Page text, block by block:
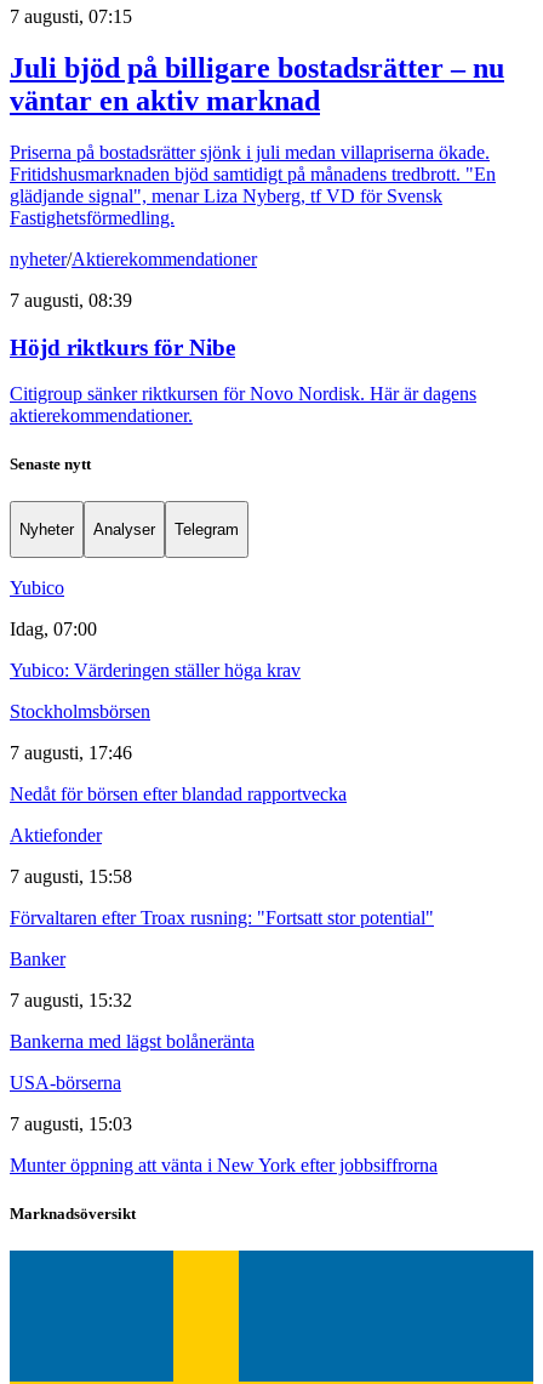
7 augusti, 07:15
Juli bjöd på billigare bostadsrätter – nu
väntar en aktiv marknad
Priserna på bostadsrätter sjönk i juli medan villapriserna ökade.
Fritidshusmarknaden bjöd samtidigt på månadens tredbrott. "En
glädjande signal", menar Liza Nyberg, tf VD för Svensk
Fastighetsförmedling.
nyheter/Aktierekommendationer
7 augusti, 08:39
Höjd riktkurs för Nibe
Citigroup sänker riktkursen för Novo Nordisk. Här är dagens
aktierekommendationer.
Senaste nytt
Nyheter Analyser Telegram
Yubico
Idag, 07:00
Yubico: Värderingen ställer höga krav
Stockholmsbörsen
7 augusti, 17:46
Nedåt för börsen efter blandad rapportvecka
Aktiefonder
7 augusti, 15:58
Förvaltaren efter Troax rusning: "Fortsatt stor potential"
Banker
7 augusti, 15:32
Bankerna med lägst bolåneränta
USA-börserna
7 augusti, 15:03
Munter öppning att vänta i New York efter jobbsiffrorna
Marknadsöversikt